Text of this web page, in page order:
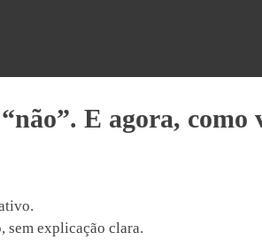
E agora, como
sem explicação clara.